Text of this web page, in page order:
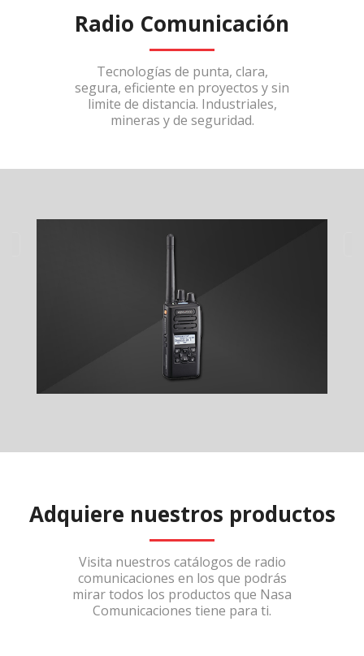
Radio Comunicación
Tecnologías de punta, clara,
segura, eficiente en proyectos y sin
limite de distancia. Industriales,
mineras y de seguridad.
Adquiere nuestros productos
Visita nuestros catálogos de radio
comunicaciones en los que podrás
mirar todos los productos que Nasa
Comunicaciones tiene para ti.